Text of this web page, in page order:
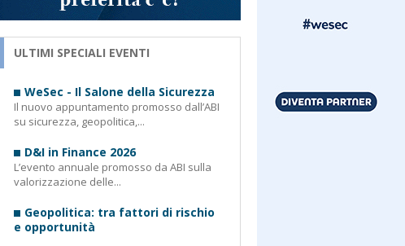
ULTIMI SPECIALI EVENTI
WeSec - Il Salone della Sicurezza
Il nuovo appuntamento promosso dall’ABI
su sicurezza, geopolitica,...
D&I in Finance 2026
L’evento annuale promosso da ABI sulla
valorizzazione delle...
Geopolitica: tra fattori di rischio
e opportunità